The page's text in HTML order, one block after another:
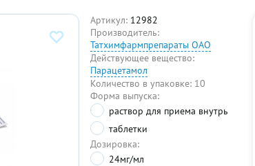
Артикул: 12982
Производитель:
Татхимфармпрепараты ОАО
Действующее вещество:
Парацетамол
Количество в упаковке: 10
Форма выпуска:
раствор для приема внутрь
таблетки
Дозировка:
24мг/мл